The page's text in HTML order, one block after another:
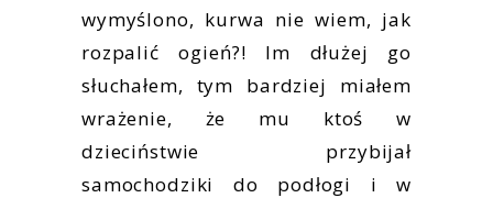
wymyślono, kurwa nie wiem, jak
rozpalić ogień?! Im dłużej go
słuchałem, tym bardziej miałem
wrażenie, że mu ktoś w
dzieciństwie przybijał
samochodziki do podłogi i w